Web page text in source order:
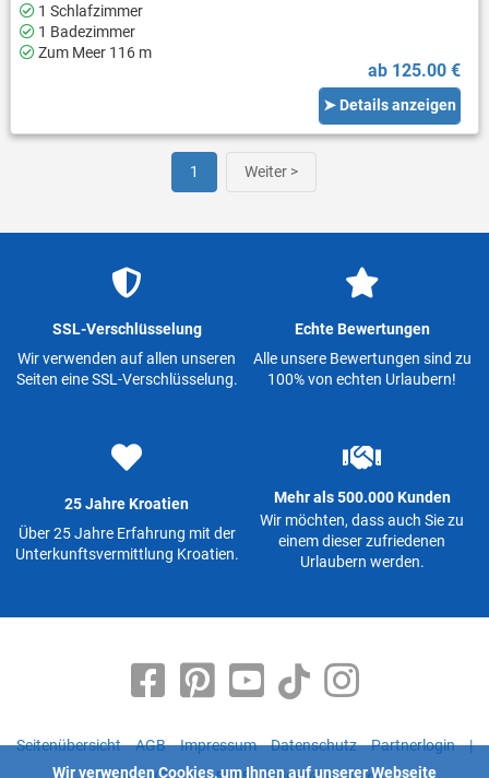
1 Schlafzimmer
1 Badezimmer
Zum Meer 116 m
ab 125.00 €
➤ Details anzeigen
1 Weiter >
SSL-Verschlüsselung
Wir verwenden auf allen unseren
Seiten eine SSL-Verschlüsselung.
Echte Bewertungen
Alle unsere Bewertungen sind zu
100% von echten Urlaubern!
25 Jahre Kroatien
Über 25 Jahre Erfahrung mit der
Unterkunftsvermittlung Kroatien.
Mehr als 500.000 Kunden
Wir möchten, dass auch Sie zu
einem dieser zufriedenen
Urlaubern werden.
Seitenübersicht AGB Impressum Datenschutz Partnerlogin
|
Wir verwenden Cookies, um Ihnen auf unserer Webseite